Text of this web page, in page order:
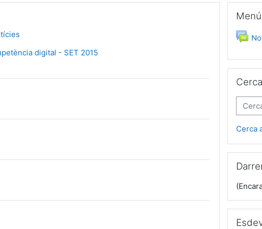
digital - SET 2015
URL
Cerca
Cerca